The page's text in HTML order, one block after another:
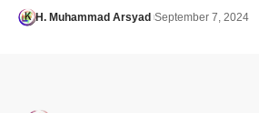
H. Muhammad Arsyad September 7, 2024